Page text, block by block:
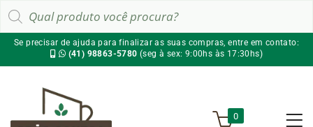
produtos
Se precisar de ajuda para finalizar as suas compras, entre em contato:
(41) 98863-5780 (seg à sex: 9:00hs às 17:30hs)
0